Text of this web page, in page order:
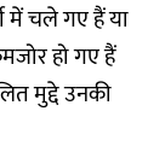
में चले गए हैं या
हो गए हैं
मुद्दे उनकी